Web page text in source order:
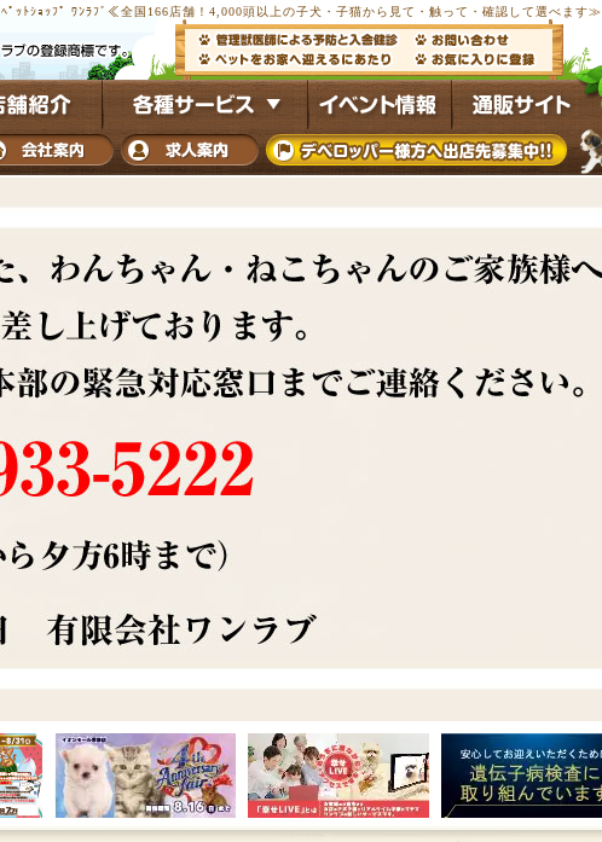
ﾍﾟｯﾄｼｮｯﾌﾟ ﾜﾝﾗﾌﾞ≪全国166店舗！4,000頭以上の子犬・子猫から見て・触って・確認して選べます≫